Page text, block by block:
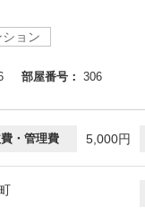
ション
部屋番号： 306
・管理費 5,000円